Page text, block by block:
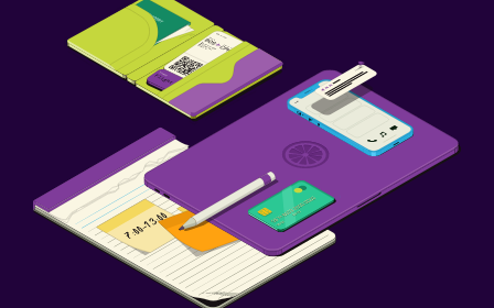
Enchufe cerca de la cama
Perchero
Armario o clóset
Sistema de entretenimiento
TV de pantalla plana
TV por cable o vía satélite